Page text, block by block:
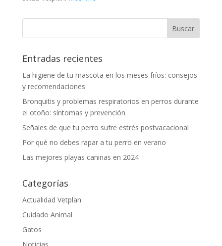
Entradas recientes
La higiene de tu mascota en los meses fríos: consejos
y recomendaciones
Bronquitis y problemas respiratorios en perros durante
el otoño: síntomas y prevención
Señales de que tu perro sufre estrés postvacacional
Por qué no debes rapar a tu perro en verano
Las mejores playas caninas en 2024
Categorías
Actualidad Vetplan
Cuidado Animal
Gatos